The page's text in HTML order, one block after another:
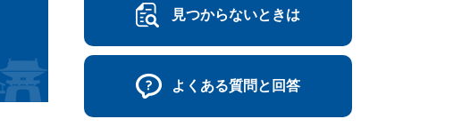
見つからないときは
よくある質問と回答